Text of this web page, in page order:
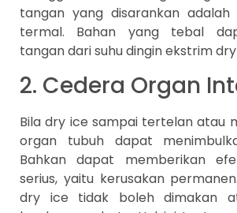
tangan yang disarankan
termal. Bahan yang tebal
tangan dari suhu dingin ekstrim
2. Cedera Organ
Bila dry ice sampai tertelan atau
organ tubuh dapat
Bahkan dapat memberikan
serius, yaitu kerusakan
dry ice tidak boleh dimakan